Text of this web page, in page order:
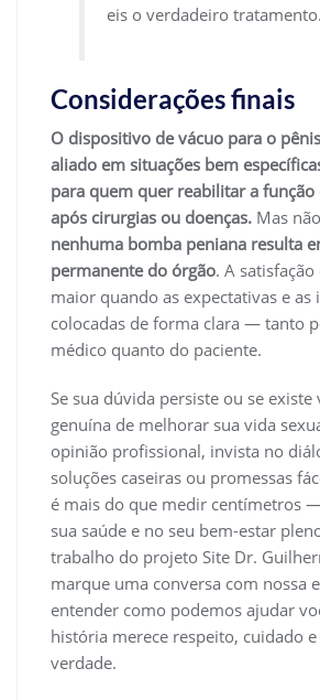
eis o verdadeiro tratamento.
Considerações finais
O dispositivo de vácuo para o
aliado em situações bem
para quem quer reabilitar a
após cirurgias ou doenças. Mas
nenhuma bomba peniana resulta
permanente do órgão. A
maior quando as expectativas e as
colocadas de forma clara — tanto
médico quanto do paciente.
Se sua dúvida persiste ou se existe
genuína de melhorar sua vida
opinião profissional, invista no
soluções caseiras ou promessas
é mais do que medir centímetros
sua saúde e no seu bem-estar
trabalho do projeto Site Dr.
marque uma conversa com nossa
entender como podemos ajudar
história merece respeito, cuidado
verdade.